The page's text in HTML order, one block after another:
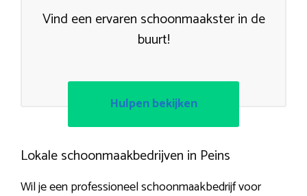
Vind een ervaren schoonmaakster in de
buurt!
Hulpen bekijken
Lokale schoonmaakbedrijven in Peins
Wil je een professioneel schoonmaakbedrijf voor